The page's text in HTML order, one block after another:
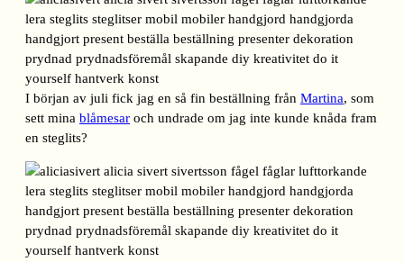
I början av juli fick jag en så fin beställning från Martina, som
sett mina blåmesar och undrade om jag inte kunde knåda fram
en steglits?